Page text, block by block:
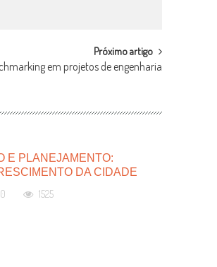
Próximo artigo
em projetos de engenharia
E PLANEJAMENTO:
DA CIDADE
0 1525